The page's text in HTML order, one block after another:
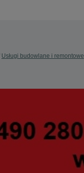
Usługi budowlane i remontowe